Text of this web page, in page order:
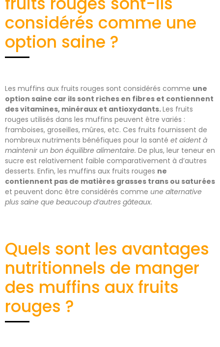
considérés comme une
option saine ?
Les muffins aux fruits rouges sont considérés comme une
option saine car ils sont riches en fibres et contiennent
des vitamines, minéraux et antioxydants.Les fruits
rouges utilisés dans les muffins peuvent être variés :
framboises, groseilles, mûres, etc. Ces fruits fournissent de
nombreux nutriments bénéfiques pour la santé et aident à
maintenir un bon équilibre alimentaire. De plus, leur teneur en
sucre est relativement faible comparativement à d’autres
desserts. Enfin, les muffins aux fruits rouges ne
contiennent pas de matières grasses trans ou saturées
et peuvent donc être considérés comme une alternative
plus saine que beaucoup d’autres gâteaux.
Quels sont les avantages
nutritionnels de manger
des muffins aux fruits
rouges ?